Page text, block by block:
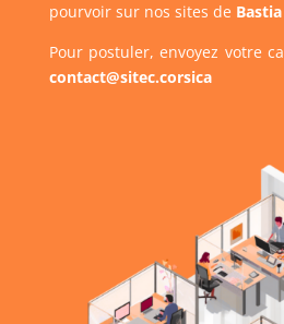
pourvoir sur nos sites de
Pour postuler, envoyez votre
contact@sitec.corsica